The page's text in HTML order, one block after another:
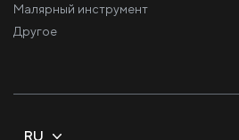
Малярный инструмент
Другое
RU